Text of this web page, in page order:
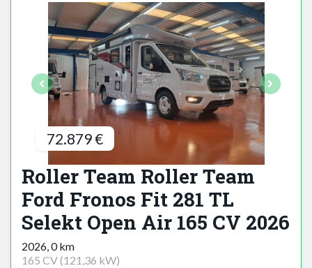
72.879 €
Roller Team Roller Team
Ford Fronos Fit 281 TL
Selekt Open Air 165 CV 2026
2026, 0 km
165 CV (121,36 kW)